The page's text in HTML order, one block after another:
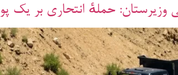
حملهٔ انتحاری بر یک پوستهٔ نظامی